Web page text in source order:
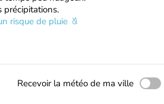
précipitations.
risque de pluie
Recevoir la météo de ma ville